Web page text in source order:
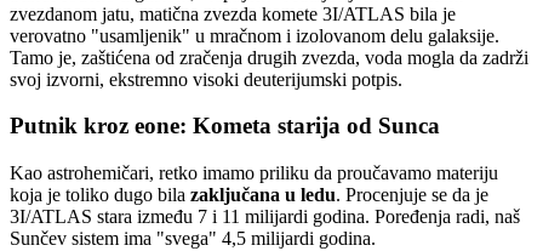
zvezdanom jatu, matična zvezda komete 3I/ATLAS bila je
verovatno "usamljenik" u mračnom i izolovanom delu galaksije.
Tamo je, zaštićena od zračenja drugih zvezda, voda mogla da zadrži
svoj izvorni, ekstremno visoki deuterijumski potpis.
Putnik kroz eone: Kometa starija od Sunca
Kao astrohemičari, retko imamo priliku da proučavamo materiju
koja je toliko dugo bila zaključana u ledu. Procenjuje se da je
3I/ATLAS stara između 7 i 11 milijardi godina. Poređenja radi, naš
Sunčev sistem ima "svega" 4,5 milijardi godina.